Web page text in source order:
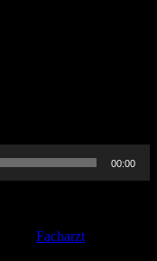
00:00
Facharzt